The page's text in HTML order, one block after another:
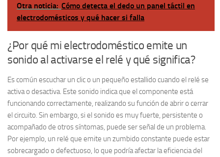
Otra noticia: Cómo detecta el dedo un panel táctil en
electrodomésticos y qué hacer si falla
¿Por qué mi electrodoméstico emite un
sonido al activarse el relé y qué significa?
Es común escuchar un clico un pequeño estallido cuando el relé se
activa o desactiva. Este sonido indica que el componente está
funcionando correctamente, realizando su función de abrir o cerrar
el circuito. Sin embargo, si el sonido es muy fuerte, persistente o
acompañado de otros síntomas, puede ser señal de un problema.
Por ejemplo, un relé que emite un zumbido constante puede estar
sobrecargado o defectuoso, lo que podría afectar la eficiencia del